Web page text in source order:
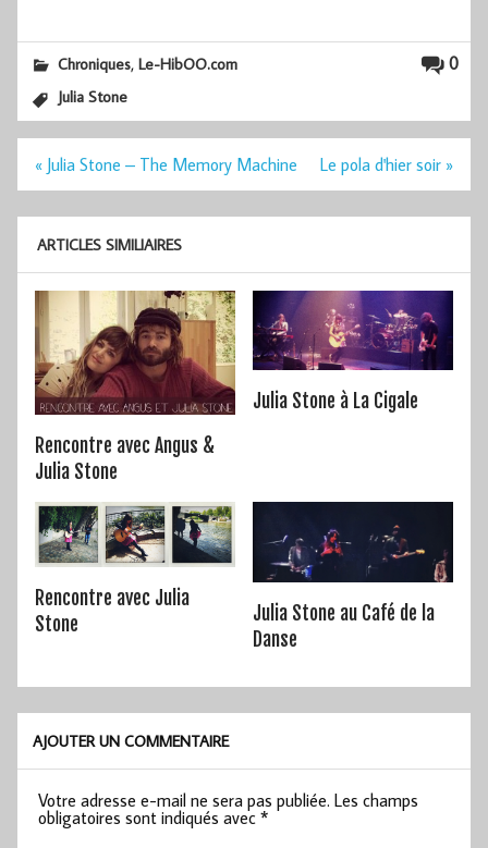
0
Chroniques,Le-HibOO.com
Julia Stone
Navigation
de
l’article
« Julia Stone – The Memory Machine Le pola d'hier soir »
ARTICLES SIMILIAIRES
Rencontre avec Angus &
Julia Stone
Julia Stone à La Cigale
Rencontre avec Julia
Stone
Julia Stone au Café de la
Danse
AJOUTER UN COMMENTAIRE
Votre adresse e-mail ne sera pas publiée. Les champs
obligatoires sont indiqués avec*